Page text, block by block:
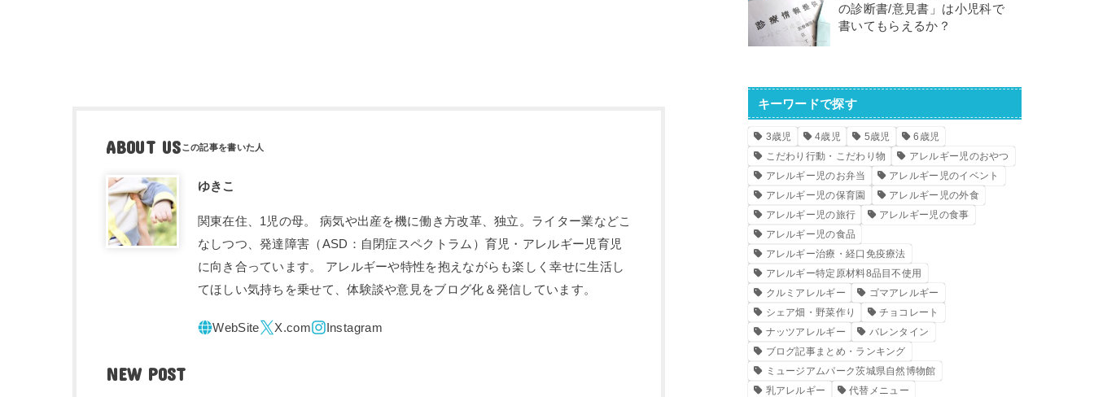
ABOUT US
ゆきこ
関東在住、1児の母。 病気や出産を機に働き方改革、独立。ライター業などこ
なしつつ、発達障害（ASD：自閉症スペクトラム）育児・アレルギー児育児
に向き合っています。 アレルギーや特性を抱えながらも楽しく幸せに生活し
てほしい気持ちを乗せて、体験談や意見をブログ化＆発信しています。
NEW POST
の診断書/意見書」は小児科で
書いてもらえるか？
キーワードで探す
3歳児 4歳児 5歳児
6歳児
こだわり行動・こだわり物
アレルギー児のおやつ
アレルギー児のお弁当
アレルギー児のイベント
アレルギー児の保育園
アレルギー児の外食
アレルギー児の旅行
アレルギー児の食事
アレルギー児の食品
アレルギー治療・経口免疫療法
アレルギー特定原材料8品目不使用
クルミアレルギー
ゴマアレルギー
シェア畑・野菜作り
チョコレート
ナッツアレルギー
バレンタイン
ブログ記事まとめ・ランキング
ミュージアムパーク茨城県自然博物館
乳アレルギー
代替メニュー